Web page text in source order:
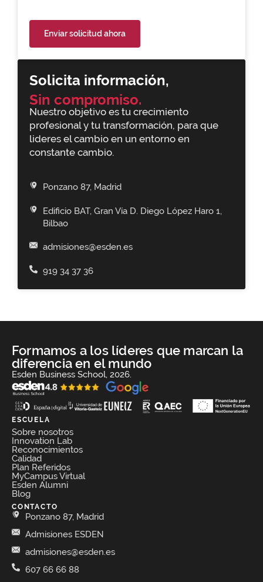
Solicita información,
Sin compromiso.
Nuestro objetivo es tu crecimiento
profesional y tu transformación, para que
lideres el cambio en un entorno en
constante cambio.
Ponzano 87, Madrid
Edificio BAT, Gran Vía D. Diego López Haro 1,
Bilbao
admisiones@esden.es
919 34 37 36
Enviar solicitud ahora
Formamos a los líderes que marcan la
diferencia en el mundo
Esden Business School, 2026.
ESCUELA
Sobre nosotros
Innovation Lab
Reconocimientos
Calidad
Plan Referidos
MyCampus Virtual
Esden Alumni
Blog
CONTACTO
Ponzano 87, Madrid
Admisiones ESDEN
admisiones@esden.es
607 66 66 88